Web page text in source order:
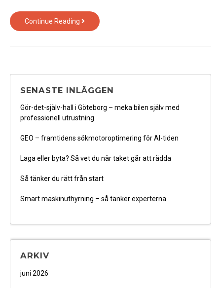
Continue Reading Hur
en
avlopp
SENASTE INLÄGGEN
Gör-det-själv-hall i Göteborg – meka bilen själv med
professionell utrustning
GEO – framtidens sökmotoroptimering för AI-tiden
Laga eller byta? Så vet du när taket går att rädda
Så tänker du rätt från start
Smart maskinuthyrning – så tänker experterna
ARKIV
juni 2026